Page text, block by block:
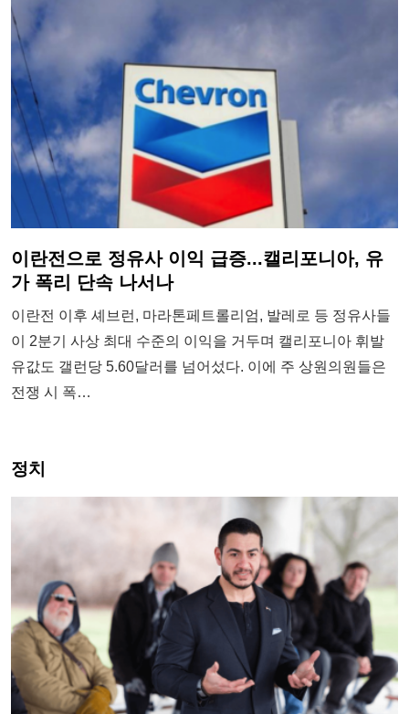
이란전으로 정유사 이익 급증...캘리포니아, 유
가 폭리 단속 나서나
이란전 이후 셰브런, 마라톤페트롤리엄, 발레로 등 정유사들
이 2분기 사상 최대 수준의 이익을 거두며 캘리포니아 휘발
유값도 갤런당 5.60달러를 넘어섰다. 이에 주 상원의원들은
전쟁 시 폭…
정치